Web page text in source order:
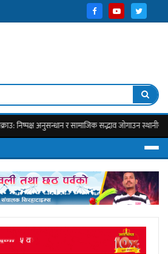
अनुसन्धान र सामाजिक सद्भाव जोगाउन स्थानीयको जोड